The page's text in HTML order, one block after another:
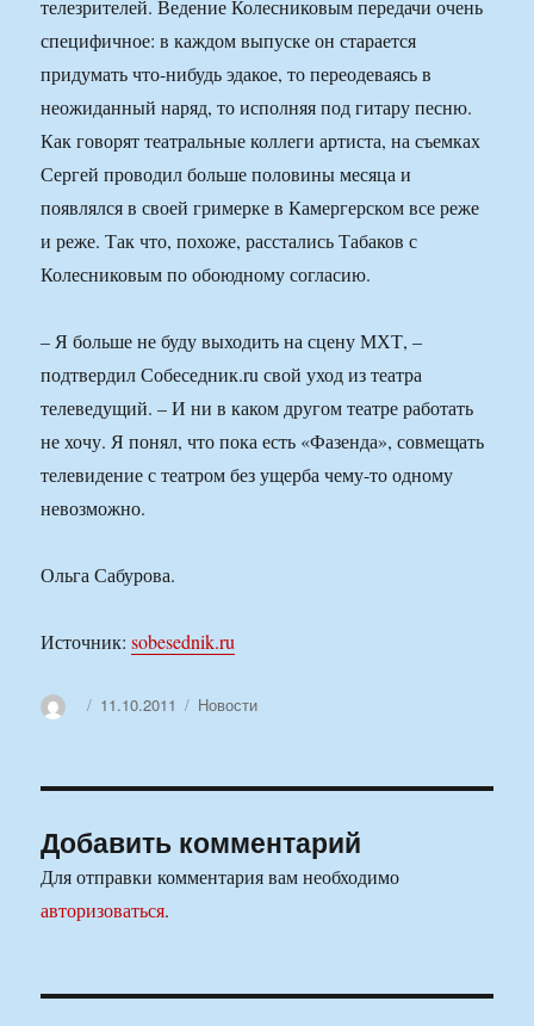
телезрителей. Ведение Колесниковым передачи очень
специфичное: в каждом выпуске он старается
придумать что-нибудь эдакое, то переодеваясь в
неожиданный наряд, то исполняя под гитару песню.
Как говорят театральные коллеги артиста, на съемках
Сергей проводил больше половины месяца и
появлялся в своей гримерке в Камергерском все реже
и реже. Так что, похоже, расстались Табаков с
Колесниковым по обоюдному согласию.
– Я больше не буду выходить на сцену МХТ, –
подтвердил Собеседник.ru свой уход из театра
телеведущий. – И ни в каком другом театре работать
не хочу. Я понял, что пока есть «Фазенда», совмещать
телевидение с театром без ущерба чему-то одному
невозможно.
Ольга Сабурова.
Источник:sobesednik.ru
АвторОпубликовано
11.10.2011 Рубрики
Новости
Добавить комментарий
Для отправки комментария вам необходимо
авторизоваться.